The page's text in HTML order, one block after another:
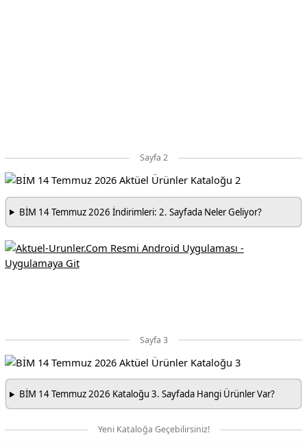
Sayfa 2
BİM 14 Temmuz 2026 İndirimleri: 2. Sayfada Neler Geliyor?
Sayfa 3
BİM 14 Temmuz 2026 Kataloğu 3. Sayfada Hangi Ürünler Var?
Yeni Kataloğa Geçebilirsiniz!